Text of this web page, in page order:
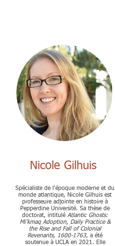
Spécialiste de l'époque moderne et du
monde atlantique, Nicole Gilhuis est
professeure adjointe en histoire à
Pepperdine Université. Sa thèse de
doctorat, intituléAtlantic Ghosts:
Mi’kmaq Adoption, Daily Practice &
the Rise and Fall of Colonial
Revenants, 1600-1763, a été
soutenue à UCLA en 2021. Elle
Nicole Gilhuis